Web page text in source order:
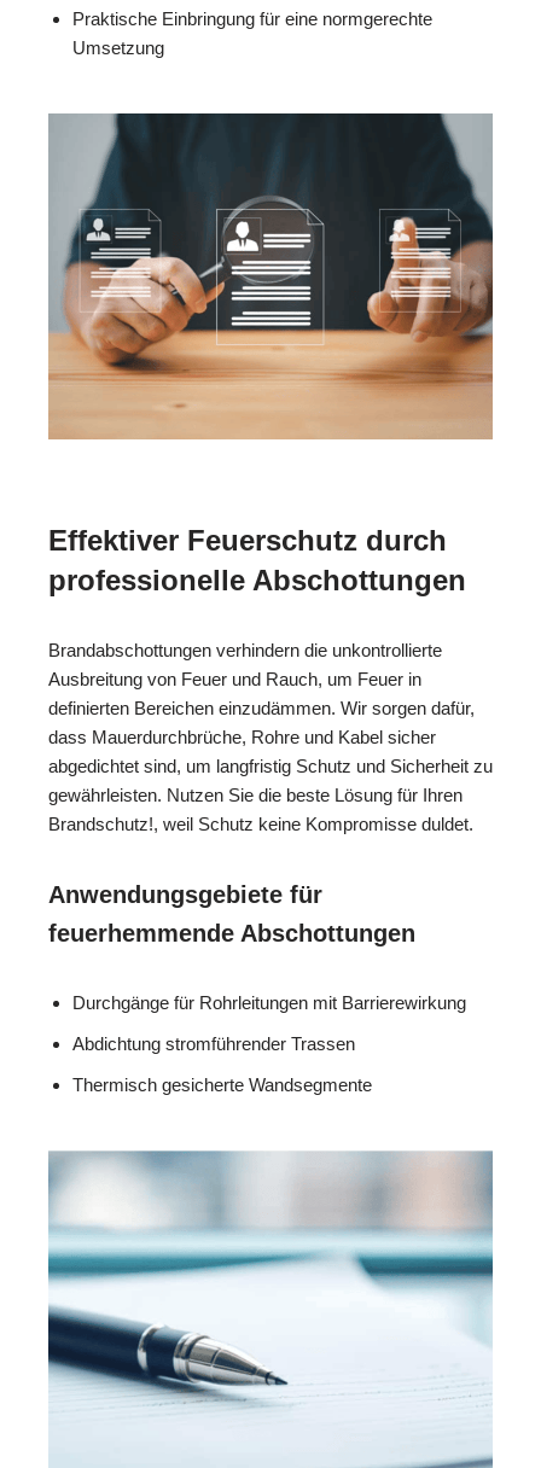
Praktische Einbringung für eine normgerechte
Umsetzung
Effektiver Feuerschutz durch
professionelle Abschottungen
Brandabschottungen verhindern die unkontrollierte
Ausbreitung von Feuer und Rauch, um Feuer in
definierten Bereichen einzudämmen. Wir sorgen dafür,
dass Mauerdurchbrüche, Rohre und Kabel sicher
abgedichtet sind, um langfristig Schutz und Sicherheit zu
gewährleisten. Nutzen Sie die beste Lösung für Ihren
Brandschutz!, weil Schutz keine Kompromisse duldet.
Anwendungsgebiete für
feuerhemmende Abschottungen
Durchgänge für Rohrleitungen mit Barrierewirkung
Abdichtung stromführender Trassen
Thermisch gesicherte Wandsegmente